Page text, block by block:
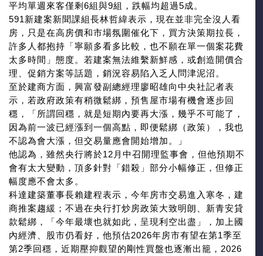
平均單週來客僅剩6組與9組，跌幅均超過5成。
591新建案新聞課組長林哲緯表示，現在並非完全沒人看
房，只是在高房價和市場氛圍催化下，買方決策期拉長，
許多人都抱持「寧願多看多比較，也不願在單一個案花費
太多時間」態度。若建案無法維繫新鮮感，或創造開價合
理、促銷方案等話題，銷況容易陷入乏人問津泥沼。
至於建商方面，興富發副總經理廖昭雄向中央社記者表
示，若政府政策有稍微鬆綁，預售屋市場有機會逐步回
穩，「所謂回穩，就是短期內要再大漲，幾乎不可能了，
因為前一波已經漲到一個高點，即便鬆綁（政策），我也
不認為會大漲，但交易量應會開始增加。」
他認為，雖然央行將於12月中召開理監事會，但他預期不
會有太大變動，頂多針對「錯殺」部分小幅修正，但修正
幅度應不會太多。
科達建築董事長賴建程表示，今年房市交易進入寒冬，建
商推案趨緩；不過在央行打炒房政策大致明朗、新青安貸
款鬆綁，「今年最壞也就如此，呈現利空出盡」，加上國
內經濟、股市仍看好，他預估2026年房市有望在第1季至
第2季回穩，近期壓抑觀望的剛性買盤也逐漸出籠，2026